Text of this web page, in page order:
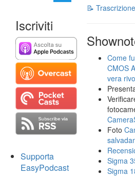
Iscriviti
Supporta
EasyPodcast
📝 Trascrizione
Come
CMOS
vera
Foto
Sigma
Sigma